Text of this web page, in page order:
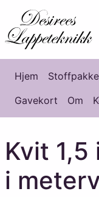
Hjem
Gavekort
Om
Kvit
i